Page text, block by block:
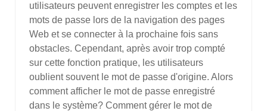
utilisateurs peuvent enregistrer les comptes et les
mots de passe lors de la navigation des pages
Web et se connecter à la prochaine fois sans
obstacles. Cependant, après avoir trop compté
sur cette fonction pratique, les utilisateurs
oublient souvent le mot de passe d'origine. Alors
comment afficher le mot de passe enregistré
dans le système? Comment gérer le mot de